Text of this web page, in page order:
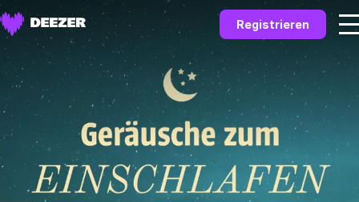
Registrieren